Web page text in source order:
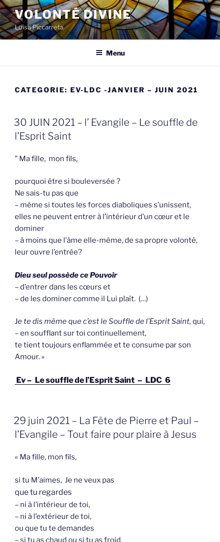
Spring
naar
de
inhoud
VOLONTÉ DIVINE
Luisa Piccarreta
Menu
CATEGORIE: EV-LDC -JANVIER – JUIN 2021
GEPLAATST
OP
30 JUIN 2021 – l’ Evangile – Le souffle de
l’Esprit Saint
” Ma fille, mon fils,
pourquoi être si bouleversée ?
Ne sais-tu pas que
– même si toutes les forces diaboliques s’unissent,
elles ne peuvent entrer à l’intérieur d’un cœur et le
dominer
– à moins que l’âme elle-même, de sa propre volonté,
leur ouvre l’entrée?
Dieu seul possède ce Pouvoir
– d’entrer dans les cœurs et
– de les dominer comme il Lui plaît. (…)
Je te dis même que c’est le Souffle de l’Esprit Saint, qui,
– en soufflant sur toi continuellement,
te tient toujours enflammée et te consume par son
Amour. »
Ev – Le souffle de l’Esprit Saint – LDC 6
GEPLAATST
OP
29 juin 2021 – La Fête de Pierre et Paul –
l’Evangile – Tout faire pour plaire à Jesus
« Ma fille, mon fils,
si tu M’aimes, Je ne veux pas
que tu regardes
– ni à l’intérieur de toi,
– ni à l’extérieur de toi,
ou que tu te demandes
– si tu as chaud ou si tu as froid,